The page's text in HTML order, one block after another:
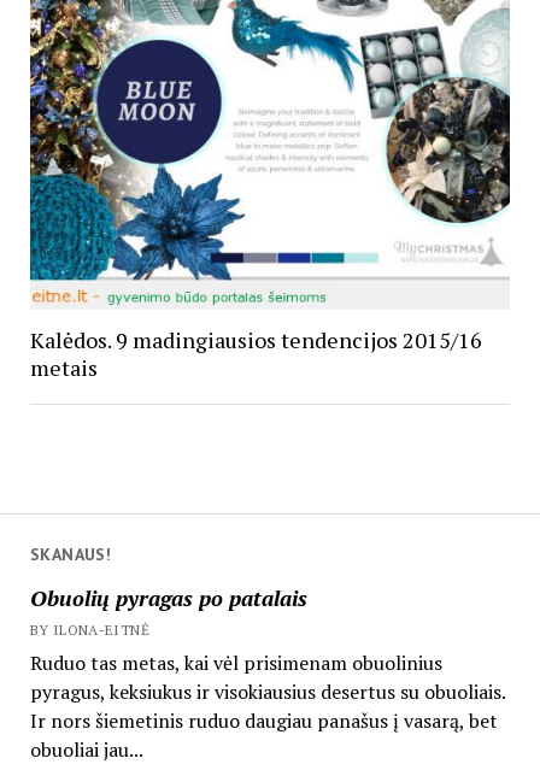
SKANAUS!
Obuolių pyragas po patalais
BY ILONA-EITNĖ
Ruduo tas metas, kai vėl prisimenam obuolinius
pyragus, keksiukus ir visokiausius desertus su obuoliais.
Ir nors šiemetinis ruduo daugiau panašus į vasarą, bet
obuoliai jau...
Kalėdos. 9 madingiausios tendencijos 2015/16
metais